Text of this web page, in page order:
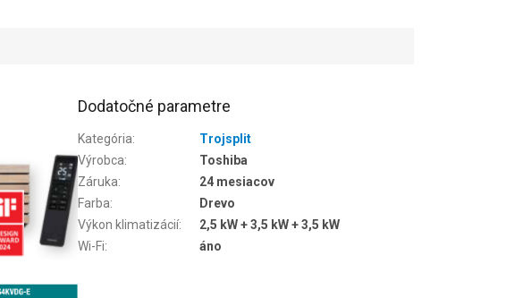
Dodatočné parametre
Kategória:
Trojsplit
Výrobca:
Toshiba
Záruka:
24 mesiacov
Farba:
Drevo
Výkon klimatizácií:
2,5 kW + 3,5 kW + 3,5 kW
Wi-Fi: áno